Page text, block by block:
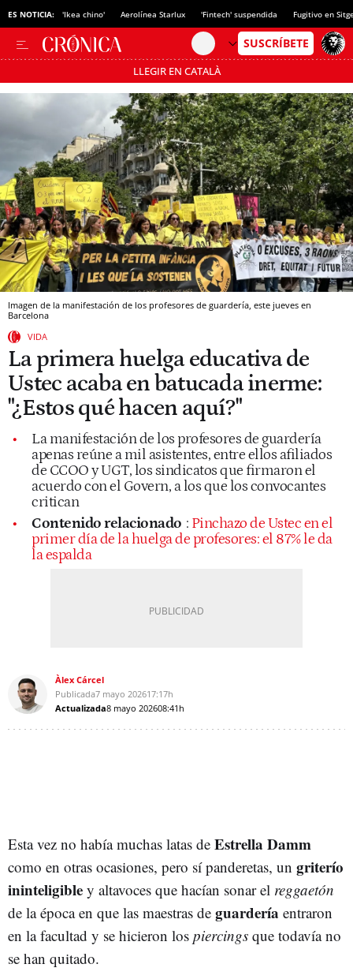
ES NOTICIA: 'Ikea chino' Aerolínea Starlux 'Fintech' suspendida Fugitivo en
LLEGIR EN CATALÀ
Pásate al MODO AHORRO
Imagen de la manifestación de los profesores de guardería, este jueves en
Barcelona
VIDA
La primera huelga educativa de
Ustec acaba en batucada inerme:
"¿Estos qué hacen aquí?"
La manifestación de los profesores de guardería
apenas reúne a mil asistentes, entre ellos afiliados
de CCOO y UGT, los sindicatos que firmaron el
acuerdo con el Govern, a los que los convocantes
critican
Contenido relacionado : Pinchazo de Ustec en el
primer día de la huelga de profesores: el 87% le da
la espalda
Àlex Cárcel
Publicada7 mayo 202617:17h
Actualizada8 mayo 202608:41h
Esta vez no había muchas latas de Estrella Damm
como en otras ocasiones, pero sí panderetas, un griterío
ininteligible y altavoces que hacían sonar el reggaetón
de la época en que las maestras de guardería entraron
en la facultad y se hicieron los piercings que todavía no
se han quitado.